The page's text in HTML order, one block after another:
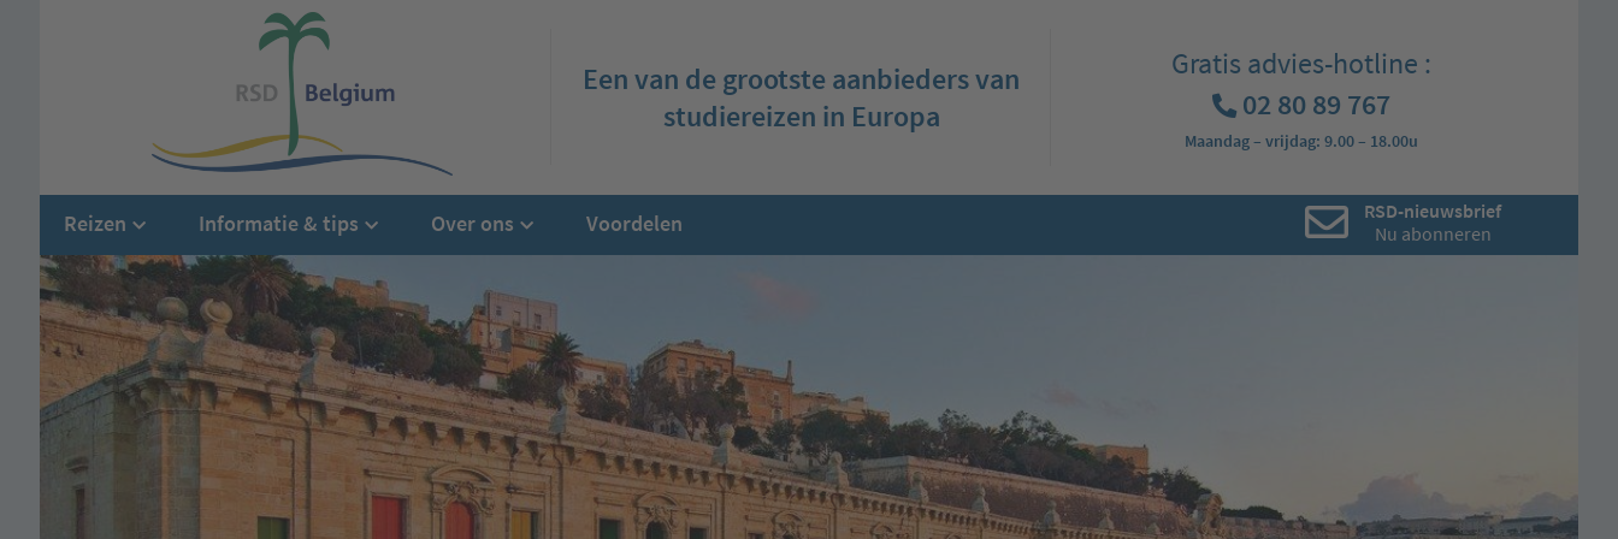
Een van de grootste aanbieders van
studiereizen in Europa
Gratis advies-hotline :
02 80 89 767
Maandag – vrijdag: 9.00 – 18.00u
Reizen Informatie & tips Over ons Voordelen
RSD-nieuwsbrief
Nu abonneren